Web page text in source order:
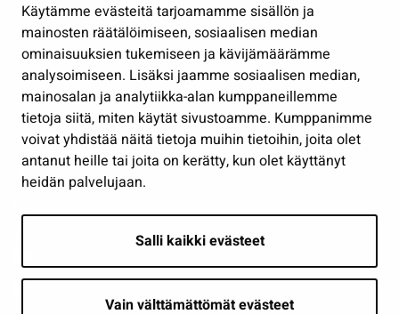
Käytämme evästeitä tarjoamamme sisällön ja
mainosten räätälöimiseen, sosiaalisen median
ominaisuuksien tukemiseen ja kävijämäärämme
analysoimiseen. Lisäksi jaamme sosiaalisen median,
mainosalan ja analytiikka-alan kumppaneillemme
tietoja siitä, miten käytät sivustoamme. Kumppanimme
voivat yhdistää näitä tietoja muihin tietoihin, joita olet
antanut heille tai joita on kerätty, kun olet käyttänyt
heidän palvelujaan.
Salli kaikki evästeet
Vain välttämättömät evästeet
Työ ja yrittäminen
Osallistu ja asioi
Näytä omat evästeasetukseni
Seuraa meitä